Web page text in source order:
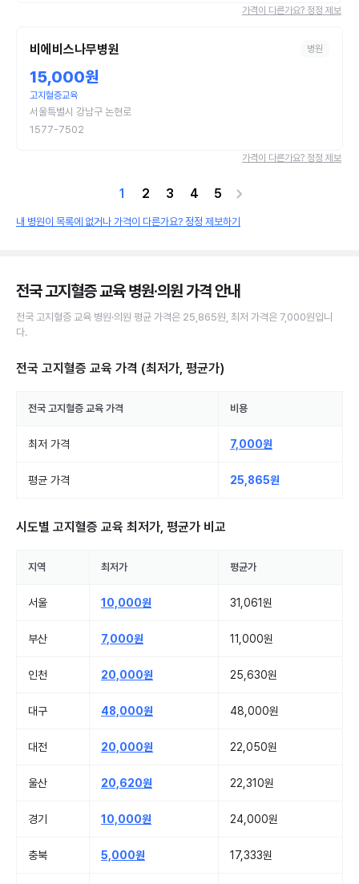
가격이 다른가요? 정정 제보
비에비스나무병원 병원
15,000원
고지혈증교육
서울특별시 강남구 논현로
1577-7502
가격이 다른가요? 정정 제보
1 2 3 4 5
내 병원이 목록에 없거나 가격이 다른가요? 정정 제보하기
전국 고지혈증 교육 병원·의원가격 안내
전국 고지혈증 교육 병원·의원 평균 가격은 25,865원 , 최저 가격은 7,000원입니
다.
전국 고지혈증 교육 가격 (최저가, 평균가)
전국 고지혈증 교육 가격 비용
최저 가격 7,000원
평균 가격 25,865원
시도별 고지혈증 교육 최저가, 평균가 비교
지역 최저가 평균가
서울 10,000원 31,061원
부산 7,000원 11,000원
인천 20,000원 25,630원
대구 48,000원 48,000원
대전 20,000원 22,050원
울산 20,620원 22,310원
경기 10,000원 24,000원
충북 5,000원 17,333원